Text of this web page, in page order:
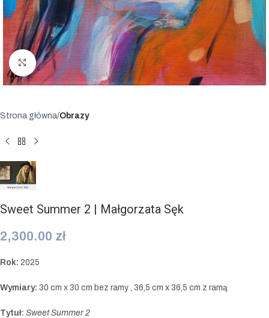
Powiększ
Strona główna Obrazy
Sweet Summer 2 | Małgorzata Sęk
2,300.00 zł
Rok: 2025
Wymiary: 30 cm x 30 cm bez ramy , 36,5 cm x 36,5 cm z ramą
Tytuł: Sweet Summer 2